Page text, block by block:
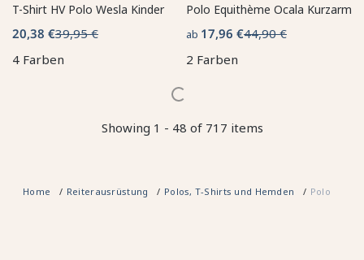
T-Shirt HV Polo Wesla Kinder
20,38 €39,95 €
4 Farben
Polo Equithème Ocala Kurzarm
ab 17,96 €44,90 €
2 Farben
Showing 1 - 48 of 717 items
Home Reiterausrüstung Polos, T-Shirts und Hemden Polo